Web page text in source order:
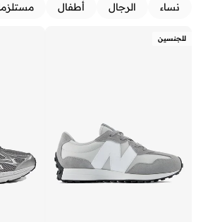
نساء الرجال أطفال
للجنسين